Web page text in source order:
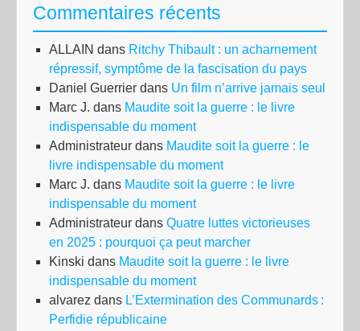
Commentaires récents
ALLAIN dans Ritchy Thibault : un acharnement
répressif, symptôme de la fascisation du pays
Daniel Guerrier dans Un film n’arrive jamais seul
Marc J. dans Maudite soit la guerre : le livre
indispensable du moment
Administrateur dans Maudite soit la guerre : le
livre indispensable du moment
Marc J. dans Maudite soit la guerre : le livre
indispensable du moment
Administrateur dans Quatre luttes victorieuses
en 2025 : pourquoi ça peut marcher
Kinski dans Maudite soit la guerre : le livre
indispensable du moment
alvarez dans L’Extermination des Communards :
Perfidie républicaine